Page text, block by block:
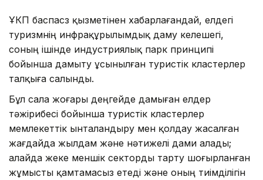
ҰКП баспасөз қызметінен хабарлағандай, елдегі
туризмнің инфрақұрылымдық даму келешегі,
соның ішінде индустриялық парк принципі
бойынша дамыту ұсынылған туристік кластерлер
талқыға салынды.
Бұл сала жоғары деңгейде дамыған елдер
тәжірибесі бойынша туристік кластерлер
мемлекеттік ынталандыру мен қолдау жасалған
жағдайда жылдам және нәтижелі дами алады;
алайда жеке меншік секторды тарту шоғырланған
жұмысты қамтамасыз етеді және оның тиімділігін